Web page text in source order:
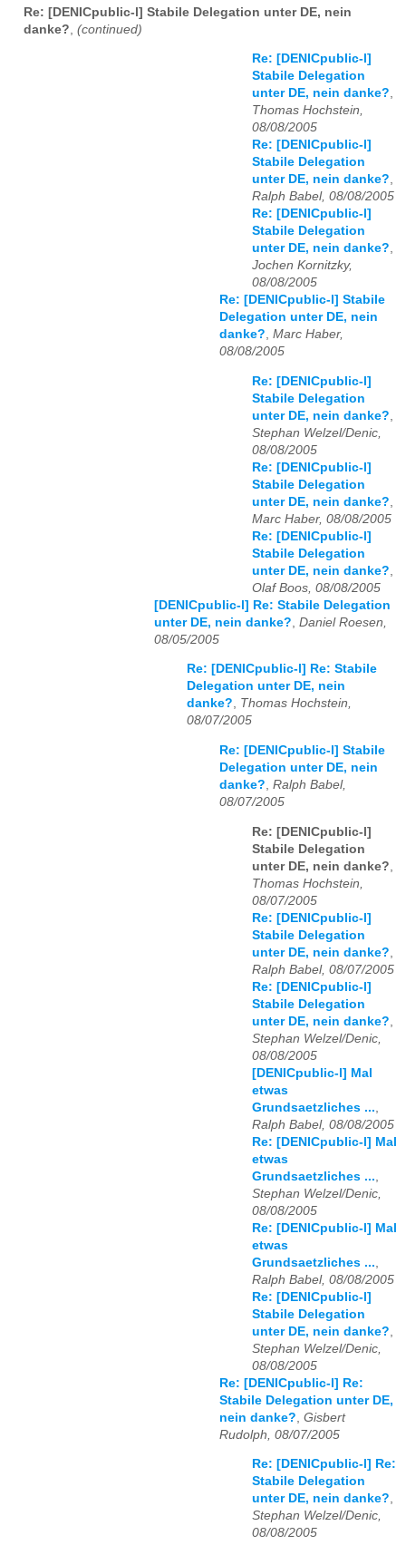
Re: [DENICpublic-l] Stabile Delegation unter DE, nein
danke? (continued)
Re: [DENICpublic-l]
Stabile Delegation
unter DE, nein danke?,
Thomas Hochstein,
08/08/2005
Re: [DENICpublic-l]
Stabile Delegation
unter DE, nein danke?,
Ralph Babel, 08/08/2005
Re: [DENICpublic-l]
Stabile Delegation
unter DE, nein danke?,
Jochen Kornitzky,
08/08/2005
Re: [DENICpublic-l] Stabile
Delegation unter DE, nein
danke?, Marc Haber,
08/08/2005
Re: [DENICpublic-l]
Stabile Delegation
unter DE, nein danke?
Stephan Welzel/Denic,
08/08/2005
Re: [DENICpublic-l]
Stabile Delegation
unter DE, nein danke?
Marc Haber, 08/08/2005
Re: [DENICpublic-l]
Stabile Delegation
unter DE, nein danke?
Olaf Boos, 08/08/2005
[DENICpublic-l] Re: Stabile Delegation
unter DE, nein danke? Daniel Roesen,
08/05/2005
Re: [DENICpublic-l] Re: Stabile
Delegation unter DE, nein
danke?, Thomas Hochstein,
08/07/2005
Re: [DENICpublic-l] Stabile
Delegation unter DE, nein
danke? Ralph Babel,
08/07/2005
Re: [DENICpublic-l]
Stabile Delegation
unter DE, nein danke?
Thomas Hochstein,
08/07/2005
Re: [DENICpublic-l]
Stabile Delegation
unter DE, nein danke?
Ralph Babel, 08/07/2005
Re: [DENICpublic-l]
Stabile Delegation
unter DE, nein danke?
Stephan Welzel/Denic,
08/08/2005
[DENICpublic-l] Mal
etwas
Grundsaetzliches ...
Ralph Babel, 08/08/2005
Re: [DENICpublic-l] Mal
etwas
Grundsaetzliches ...
Stephan Welzel/Denic,
08/08/2005
Re: [DENICpublic-l] Mal
etwas
Grundsaetzliches ...
Ralph Babel, 08/08/2005
Re: [DENICpublic-l]
Stabile Delegation
unter DE, nein danke?
Stephan Welzel/Denic,
08/08/2005
Re: [DENICpublic-l] Re:
Stabile Delegation unter DE,
nein danke? Gisbert
Rudolph, 08/07/2005
Re: [DENICpublic-l] Re:
Stabile Delegation
unter DE, nein danke?,
Stephan Welzel/Denic,
08/08/2005